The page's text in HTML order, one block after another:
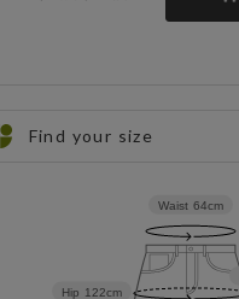
Find your size
Hip 122cm
Waist 64cm